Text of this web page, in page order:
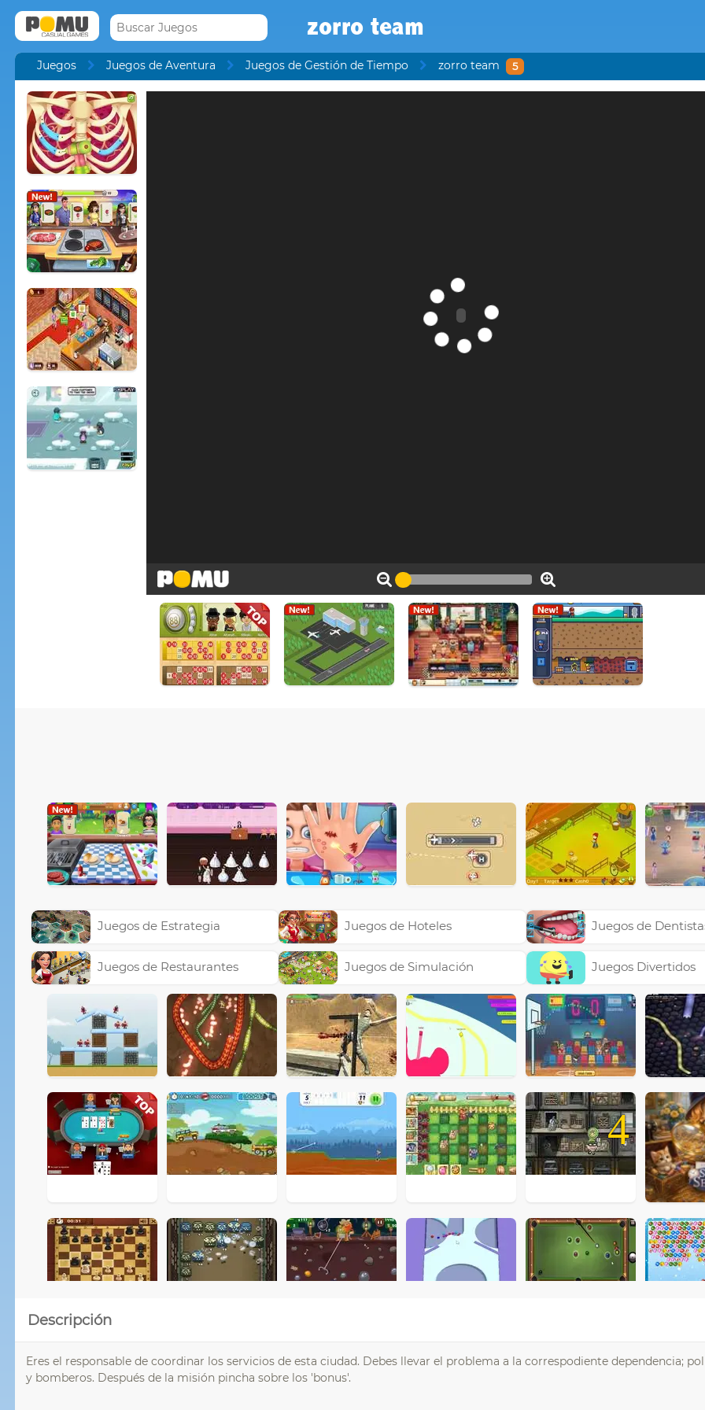
zorro team
Juegos Juegos de Aventura Juegos de Gestión de Tiempo zorro team 5
Juegos de Estrategia
Juegos de Restaurantes
Juegos de Hoteles
Juegos de Simulación
Juegos de
Juegos Divertidos
4
Descripción
Eres el responsable de coordinar los servicios de esta ciudad. Debes llevar el problema a la correspodiente dependencia;
y bomberos. Después de la misión pincha sobre los 'bonus'.